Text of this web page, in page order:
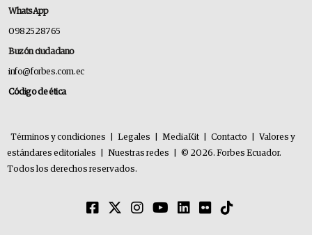
WhatsApp
0982528765
Buzón ciudadano
info@forbes.com.ec
Código de ética
Términos y condiciones Legales MediaKit Contacto
Valores y
estándares editoriales
Nuestras redes
© 2026. Forbes Ecuador.
Todos los derechos reservados.